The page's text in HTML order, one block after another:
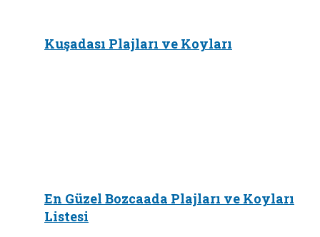
Kuşadası Plajları ve Koyları
En Güzel Bozcaada Plajları ve Koyları
Listesi